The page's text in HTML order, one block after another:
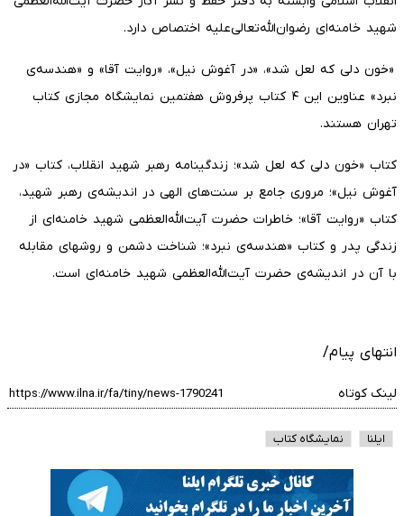
شهید خامنه‌ای رضوان‌الله‌تعالی‌علیه اختصاص دارد.
«خون دلی که لعل شد»، «در آغوش نیل»، «روایت آقا» و «هندسه‌ی
نبرد» عناوین این ۴ کتاب پرفروش هفتمین نمایشگاه مجازی کتاب
تهران هستند.
کتاب «خون دلی که لعل شد»؛ زندگینامه رهبر شهید انقلاب، کتاب «در
آغوش نیل»؛ مروری جامع بر سنت‌های الهی در اندیشه‌ی رهبر شهید،
کتاب «روایت آقا»؛ خاطرات حضرت آیت‌الله‌العظمی شهید خامنه‌ای از
زندگی پدر و کتاب «هندسه‌ی نبرد»؛ شناخت دشمن و روشهای مقابله
با آن در اندیشه‌ی حضرت آیت‌الله‌العظمی شهید خامنه‌ای است.
انتهای پیام/
لینک کوتاه
ایلنا نمایشگاه کتاب